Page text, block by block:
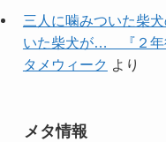
三人に噛みついた柴
いた柴犬が… 『２年
タメウィーク より
メタ情報